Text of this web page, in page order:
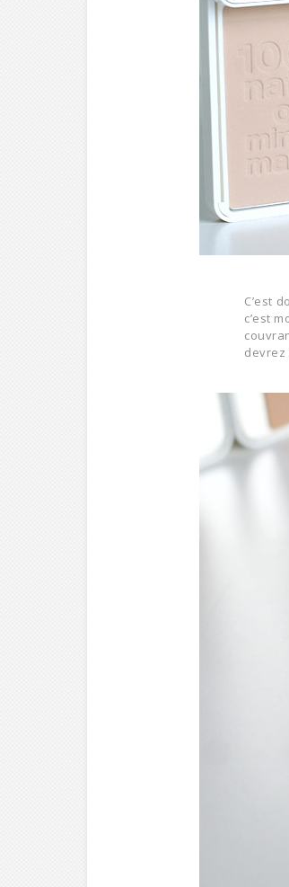
C’est
c’est
devrez